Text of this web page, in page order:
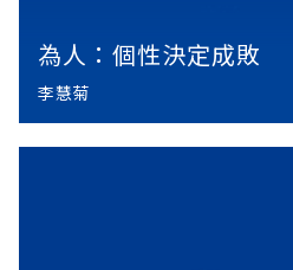
為人：個性決定成敗
李慧菊